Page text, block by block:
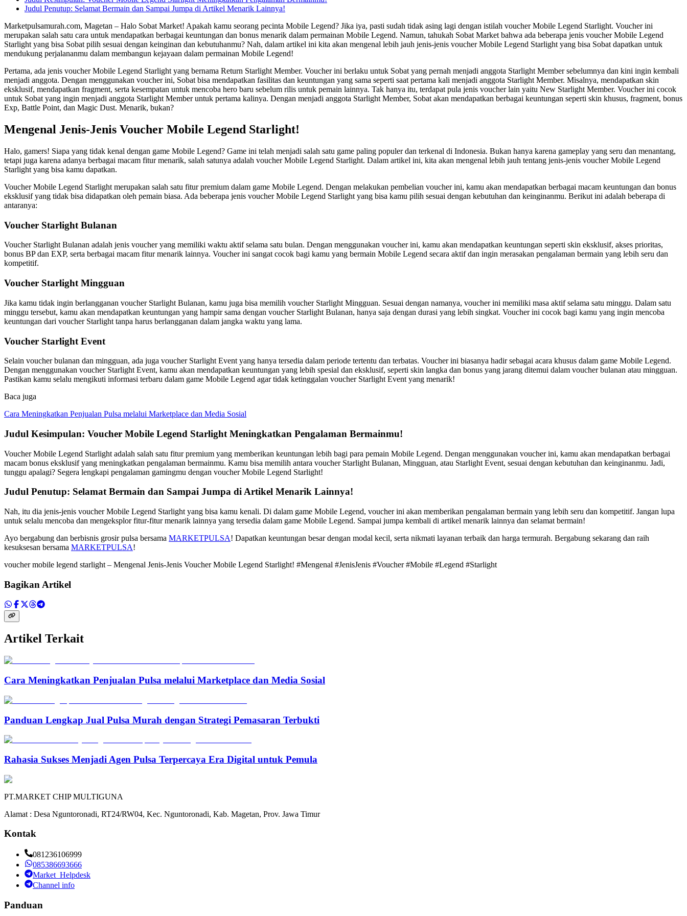
Judul Penutup: Selamat Bermain dan Sampai Jumpa di Artikel Menarik Lainnya!
Marketpulsamurah.com, Magetan – Halo Sobat Market! Apakah kamu seorang pecinta Mobile Legend? Jika iya, pasti sudah tidak asing lagi dengan istilah voucher Mobile Legend Starlight. Voucher ini
merupakan salah satu cara untuk mendapatkan berbagai keuntungan dan bonus menarik dalam permainan Mobile Legend. Namun, tahukah Sobat Market bahwa ada beberapa jenis voucher Mobile Legend
Starlight yang bisa Sobat pilih sesuai dengan keinginan dan kebutuhanmu? Nah, dalam artikel ini kita akan mengenal lebih jauh jenis-jenis voucher Mobile Legend Starlight yang bisa Sobat dapatkan untuk
mendukung perjalananmu dalam membangun kejayaan dalam permainan Mobile Legend!
Pertama, ada jenis voucher Mobile Legend Starlight yang bernama Return Starlight Member. Voucher ini berlaku untuk Sobat yang pernah menjadi anggota Starlight Member sebelumnya dan kini ingin kembali
menjadi anggota. Dengan menggunakan voucher ini, Sobat bisa mendapatkan fasilitas dan keuntungan yang sama seperti saat pertama kali menjadi anggota Starlight Member. Misalnya, mendapatkan skin
eksklusif, mendapatkan fragment, serta kesempatan untuk mencoba hero baru sebelum rilis untuk pemain lainnya. Tak hanya itu, terdapat pula jenis voucher lain yaitu New Starlight Member. Voucher ini cocok
untuk Sobat yang ingin menjadi anggota Starlight Member untuk pertama kalinya. Dengan menjadi anggota Starlight Member, Sobat akan mendapatkan berbagai keuntungan seperti skin khusus, fragment, bonus
Exp, Battle Point, dan Magic Dust. Menarik, bukan?
Mengenal Jenis-Jenis Voucher Mobile Legend Starlight!
Halo, gamers! Siapa yang tidak kenal dengan game Mobile Legend? Game ini telah menjadi salah satu game paling populer dan terkenal di Indonesia. Bukan hanya karena gameplay yang seru dan menantang,
tetapi juga karena adanya berbagai macam fitur menarik, salah satunya adalah voucher Mobile Legend Starlight. Dalam artikel ini, kita akan mengenal lebih jauh tentang jenis-jenis voucher Mobile Legend
Starlight yang bisa kamu dapatkan.
Voucher Mobile Legend Starlight merupakan salah satu fitur premium dalam game Mobile Legend. Dengan melakukan pembelian voucher ini, kamu akan mendapatkan berbagai macam keuntungan dan bonus
eksklusif yang tidak bisa didapatkan oleh pemain biasa. Ada beberapa jenis voucher Mobile Legend Starlight yang bisa kamu pilih sesuai dengan kebutuhan dan keinginanmu. Berikut ini adalah beberapa di
antaranya:
Voucher Starlight Bulanan
Voucher Starlight Bulanan adalah jenis voucher yang memiliki waktu aktif selama satu bulan. Dengan menggunakan voucher ini, kamu akan mendapatkan keuntungan seperti skin eksklusif, akses prioritas,
bonus BP dan EXP, serta berbagai macam fitur menarik lainnya. Voucher ini sangat cocok bagi kamu yang bermain Mobile Legend secara aktif dan ingin merasakan pengalaman bermain yang lebih seru dan
kompetitif.
Voucher Starlight Mingguan
Jika kamu tidak ingin berlangganan voucher Starlight Bulanan, kamu juga bisa memilih voucher Starlight Mingguan. Sesuai dengan namanya, voucher ini memiliki masa aktif selama satu minggu. Dalam satu
minggu tersebut, kamu akan mendapatkan keuntungan yang hampir sama dengan voucher Starlight Bulanan, hanya saja dengan durasi yang lebih singkat. Voucher ini cocok bagi kamu yang ingin mencoba
keuntungan dari voucher Starlight tanpa harus berlangganan dalam jangka waktu yang lama.
Voucher Starlight Event
Selain voucher bulanan dan mingguan, ada juga voucher Starlight Event yang hanya tersedia dalam periode tertentu dan terbatas. Voucher ini biasanya hadir sebagai acara khusus dalam game Mobile Legend.
Dengan menggunakan voucher Starlight Event, kamu akan mendapatkan keuntungan yang lebih spesial dan eksklusif, seperti skin langka dan bonus yang jarang ditemui dalam voucher bulanan atau mingguan.
Pastikan kamu selalu mengikuti informasi terbaru dalam game Mobile Legend agar tidak ketinggalan voucher Starlight Event yang menarik!
Baca juga
Cara Meningkatkan Penjualan Pulsa melalui Marketplace dan Media Sosial
Judul Kesimpulan: Voucher Mobile Legend Starlight Meningkatkan Pengalaman Bermainmu!
Voucher Mobile Legend Starlight adalah salah satu fitur premium yang memberikan keuntungan lebih bagi para pemain Mobile Legend. Dengan menggunakan voucher ini, kamu akan mendapatkan berbagai
macam bonus eksklusif yang meningkatkan pengalaman bermainmu. Kamu bisa memilih antara voucher Starlight Bulanan, Mingguan, atau Starlight Event, sesuai dengan kebutuhan dan keinginanmu. Jadi,
tunggu apalagi? Segera lengkapi pengalaman gamingmu dengan voucher Mobile Legend Starlight!
Judul Penutup: Selamat Bermain dan Sampai Jumpa di Artikel Menarik Lainnya!
Nah, itu dia jenis-jenis voucher Mobile Legend Starlight yang bisa kamu kenali. Di dalam game Mobile Legend, voucher ini akan memberikan pengalaman bermain yang lebih seru dan kompetitif. Jangan lupa
untuk selalu mencoba dan mengeksplor fitur-fitur menarik lainnya yang tersedia dalam game Mobile Legend. Sampai jumpa kembali di artikel menarik lainnya dan selamat bermain!
Ayo bergabung dan berbisnis grosir pulsa bersama MARKETPULSA! Dapatkan keuntungan besar dengan modal kecil, serta nikmati layanan terbaik dan harga termurah. Bergabung sekarang dan raih
kesuksesan bersama MARKETPULSA!
voucher mobile legend starlight – Mengenal Jenis-Jenis Voucher Mobile Legend Starlight! #Mengenal #JenisJenis #Voucher #Mobile #Legend #Starlight
Bagikan Artikel
Artikel Terkait
Cara Meningkatkan Penjualan Pulsa melalui Marketplace dan Media Sosial
Panduan Lengkap Jual Pulsa Murah dengan Strategi Pemasaran Terbukti
Rahasia Sukses Menjadi Agen Pulsa Terpercaya Era Digital untuk Pemula
PT.MARKET CHIP MULTIGUNA
Alamat : Desa Nguntoronadi, RT24/RW04, Kec. Nguntoronadi, Kab. Magetan, Prov. Jawa Timur
Kontak
081236106999
085386693666
Market_Helpdesk
Channel info
Panduan